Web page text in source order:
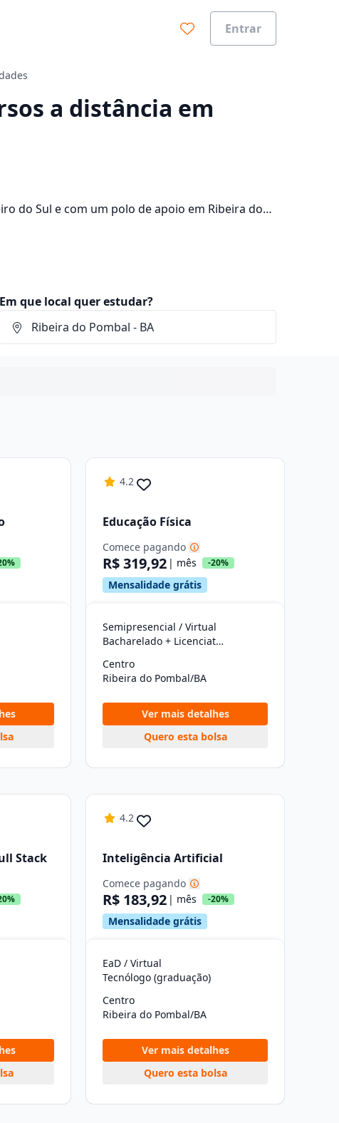
Entrar
a distância em
do Sul e com um polo de apoio em Ribeira do
Em que local quer estudar?
4.2
Educação Física
Comece pagando
R$ 319,92 | mês -20%
Mensalidade grátis
Semipresencial / Virtual
Bacharelado + Licenciatura (graduação)
Centro
Ribeira do Pombal/BA
Ver mais detalhes
Quero esta bolsa
Stack
4.2
Inteligência Artificial
Comece pagando
R$ 183,92 | mês -20%
Mensalidade grátis
EaD / Virtual
Tecnólogo (graduação)
Centro
Ribeira do Pombal/BA
Ver mais detalhes
Quero esta bolsa